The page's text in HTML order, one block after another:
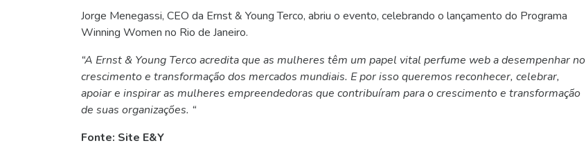
Jorge Menegassi, CEO da Ernst & Young Terco, abriu o evento, celebrando o lançamento do Programa
Winning Women no Rio de Janeiro.
“A Ernst & Young Terco acredita que as mulheres têm um papel vital perfume web a desempenhar no
crescimento e transformação dos mercados mundiais. E por isso queremos reconhecer, celebrar,
apoiar e inspirar as mulheres empreendedoras que contribuíram para o crescimento e transformação
de suas organizações. “
Fonte: Site E&Y